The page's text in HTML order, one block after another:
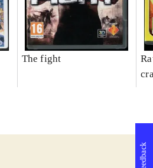
The fight
Feedback